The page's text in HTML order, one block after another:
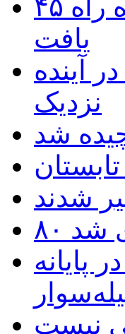
۴۵ اثر هنرمندان اردبیلی به غربالگری جشنواره فیروزه راه
یافت
آینده
نزدیک
شدند
شد
پایانه
نیست